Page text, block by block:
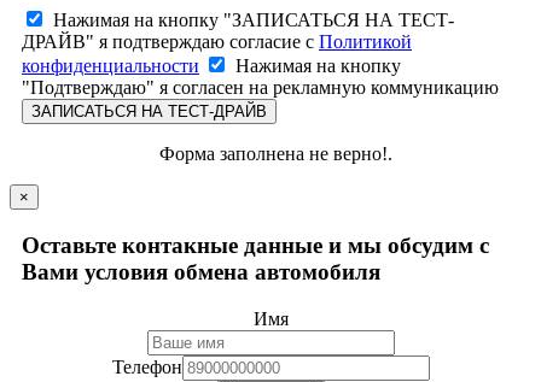
Нажимая на кнопку "ЗАПИСАТЬСЯ НА ТЕСТ-
ДРАЙВ" я подтверждаю согласие с Политикой
конфиденциальности
Нажимая на кнопку
"Подтверждаю" я согласен на рекламную коммуникацию
ЗАПИСАТЬСЯ НА ТЕСТ-ДРАЙВ
Форма заполнена не верно!.
×
Оставьте контакные данные и мы обсудим с
Вами условия обмена автомобиля
Имя
Телефон